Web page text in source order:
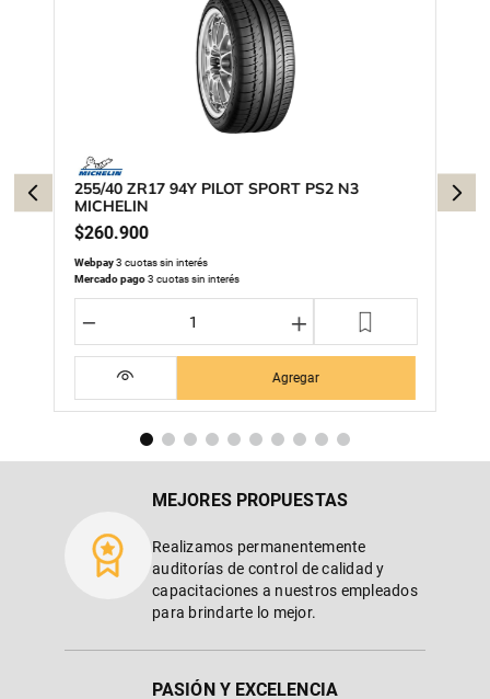
255/40 ZR17 94Y PILOT SPORT PS2 N3
MICHELIN
$260.900
Webpay3 cuotas sin interés
Mercado pago3 cuotas sin interés
＋
－
Agregar
MEJORES PROPUESTAS
Realizamos permanentemente
auditorías de control de calidad y
capacitaciones a nuestros empleados
para brindarte lo mejor.
PASIÓN Y EXCELENCIA